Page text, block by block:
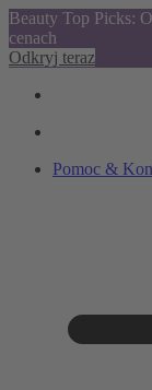
Beauty Top Picks:
cenach
Odkryj teraz
Pomoc &